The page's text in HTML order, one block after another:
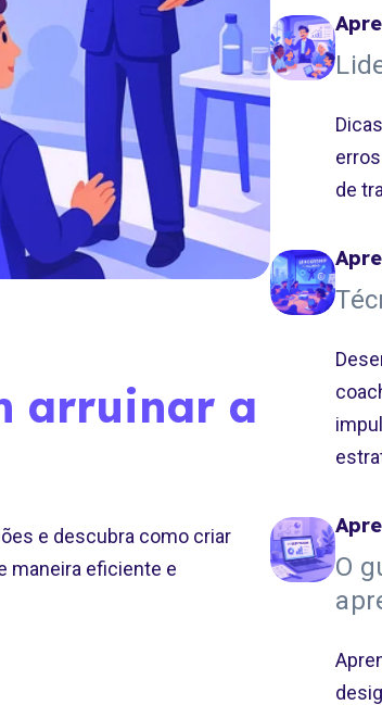
arruinar a
e descubra como criar
maneira eficiente e
de
O